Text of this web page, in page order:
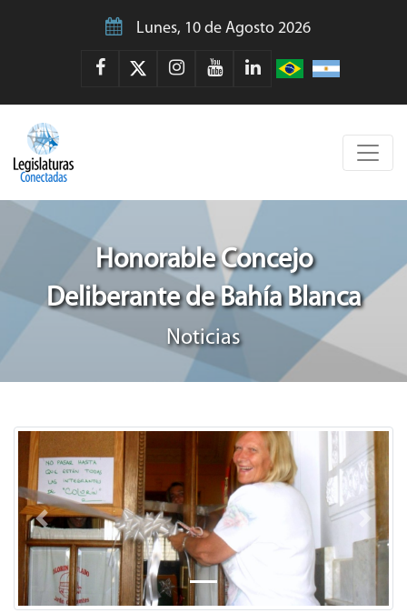
Lunes, 10 de Agosto 2026
Honorable Concejo
Deliberante de Bahía Blanca
Noticias
Previous Next